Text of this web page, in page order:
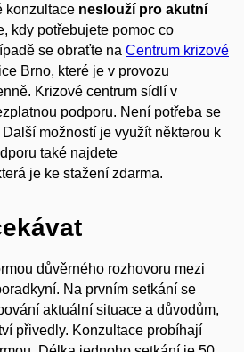
konzultace neslouží pro akutní
kdy potřebujete pomoc co
se obraťte na Centrum krizové
Brno, které je v provozu
Krizové centrum sídlí v
podporu. Není potřeba se
Další možností je využít některou k
také najdete
je ke stažení zdarma.
důvěrného rozhovoru mezi
Na prvním setkání se
aktuální situace a důvodům,
přivedly. Konzultace probíhají